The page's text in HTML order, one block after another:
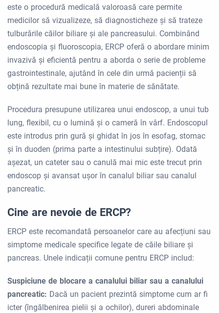
este o procedură medicală valoroasă care permite
medicilor să vizualizeze, să diagnosticheze și să trateze
tulburările căilor biliare și ale pancreasului. Combinând
endoscopia și fluoroscopia, ERCP oferă o abordare minim
invazivă și eficientă pentru a aborda o serie de probleme
gastrointestinale, ajutând în cele din urmă pacienții să
obțină rezultate mai bune în materie de sănătate.
Procedura presupune utilizarea unui endoscop, a unui tub
lung, flexibil, cu o lumină și o cameră în vârf. Endoscopul
este introdus prin gură și ghidat în jos în esofag, stomac
și în duoden (prima parte a intestinului subțire). Odată
așezat, un cateter sau o canulă mai mic este trecut prin
endoscop și avansat ușor în canalul biliar sau canalul
pancreatic.
Cine are nevoie de ERCP?
ERCP este recomandată persoanelor care au afecțiuni sau
simptome medicale specifice legate de căile biliare și
pancreas. Unele indicații comune pentru ERCP includ:
Suspiciune de blocare a canalului biliar sau a canalului
pancreatic: Dacă un pacient prezintă simptome cum ar fi
icter (îngălbenirea pielii și a ochilor), dureri abdominale